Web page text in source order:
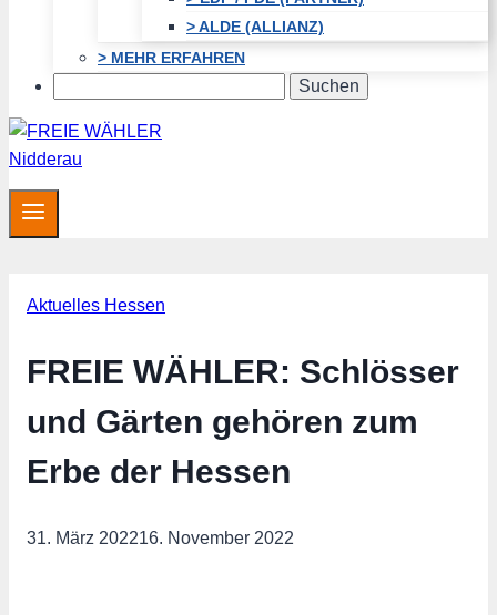
> ALDE (ALLIANZ)
> MEHR ERFAHREN
Aktuelles Hessen
FREIE WÄHLER: Schlösser
und Gärten gehören zum
Erbe der Hessen
31. März 202216. November 2022